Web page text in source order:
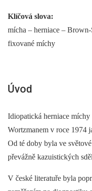
Klíčová slova:
mícha –⁠ herniace –⁠
fixované míchy
Úvod
Idiopatická herniace
Wortzmanem v roce 1974
Od té doby byla ve
převážně kazuistických
V české literatuře byla